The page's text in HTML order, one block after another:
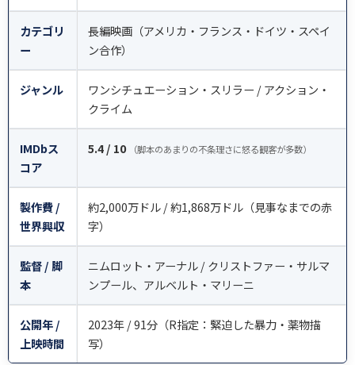
カテゴリ
ー
長編映画（アメリカ・フランス・ドイツ・スペイ
ン合作）
ジャンル
ワンシチュエーション・スリラー / アクション・
クライム
IMDbス
コア
5.4 / 10 （脚本のあまりの不条理さに怒る観客が多数）
製作費 /
世界興収
約2,000万ドル / 約1,868万ドル（見事なまでの赤
字）
監督 / 脚
本
ニムロット・アーナル / クリストファー・サルマ
ンプール、アルベルト・マリーニ
公開年 /
上映時間
2023年 / 91分（R指定：緊迫した暴力・薬物描
写）